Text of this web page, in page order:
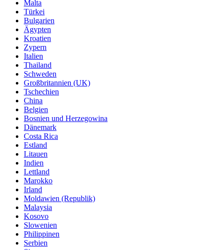
Malta
Türkei
Bulgarien
Ägypten
Kroatien
Zypern
Italien
Thailand
Schweden
Großbritannien (UK)
Tschechien
China
Belgien
Bosnien und Herzegowina
Dänemark
Costa Rica
Estland
Litauen
Indien
Lettland
Marokko
Irland
Moldawien (Republik)
Malaysia
Kosovo
Slowenien
Philippinen
Serbien